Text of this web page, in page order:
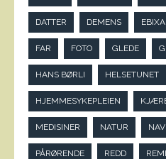
DATTER DEMENS EBIXA
FAR FOTO GLEDE
HANS BØRLI HELSETUNET
HJEMMESYKEPLEIEN
MEDISINER NATUR NAV
PÅRØRENDE REDD